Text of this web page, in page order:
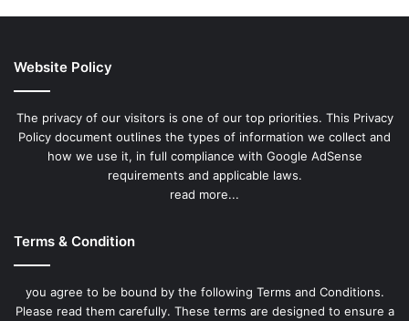
Website Policy
The privacy of our visitors is one of our top priorities. This Privacy
Policy document outlines the types of information we collect and
how we use it, in full compliance with Google AdSense
requirements and applicable laws.
read more...
Terms & Condition
you agree to be bound by the following Terms and Conditions.
Please read them carefully. These terms are designed to ensure a